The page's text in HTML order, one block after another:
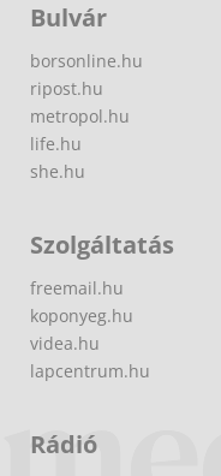
Bulvár
borsonline.hu
ripost.hu
metropol.hu
life.hu
she.hu
Szolgáltatás
freemail.hu
koponyeg.hu
videa.hu
lapcentrum.hu
Rádió